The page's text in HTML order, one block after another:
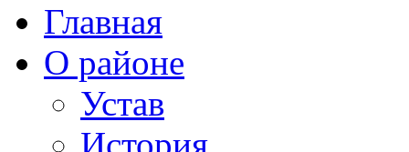
Главная
О районе
Устав
История